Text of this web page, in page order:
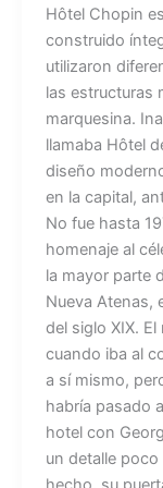
Hôtel Chopin
construido
utilizaron
las estructuras
marquesina.
llamaba Hôtel
diseño
en la capital,
No fue hasta
homenaje al
la mayor parte
Nueva Atenas,
del siglo XIX.
cuando iba al
a sí mismo,
habría pasado
hotel con
un detalle